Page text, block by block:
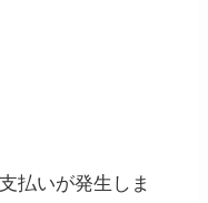
払いが発生しま